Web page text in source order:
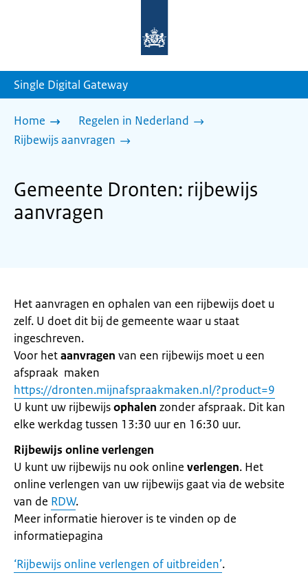
homepage
Single Digital Gateway
Home
Regelen in Nederland
Rijbewijs aanvragen
Gemeente Dronten: rijbewijs
aanvragen
Het aanvragen en ophalen van een rijbewijs doet u
zelf. U doet dit bij de gemeente waar u staat
ingeschreven.
Voor hetaanvragen van een rijbewijs moet u een
afspraak maken
https://dronten.mijnafspraakmaken.nl/?product=9
U kunt uw rijbewijsophalen zonder afspraak. Dit kan
elke werkdag tussen 13:30 uur en 16:30 uur.
Rijbewijs online verlengen
U kunt uw rijbewijs nu ook online verlengen. Het
online verlengen van uw rijbewijs gaat via de website
van de RDW.
Meer informatie hierover is te vinden op de
informatiepagina
‘Rijbewijs online verlengen of uitbreiden’.